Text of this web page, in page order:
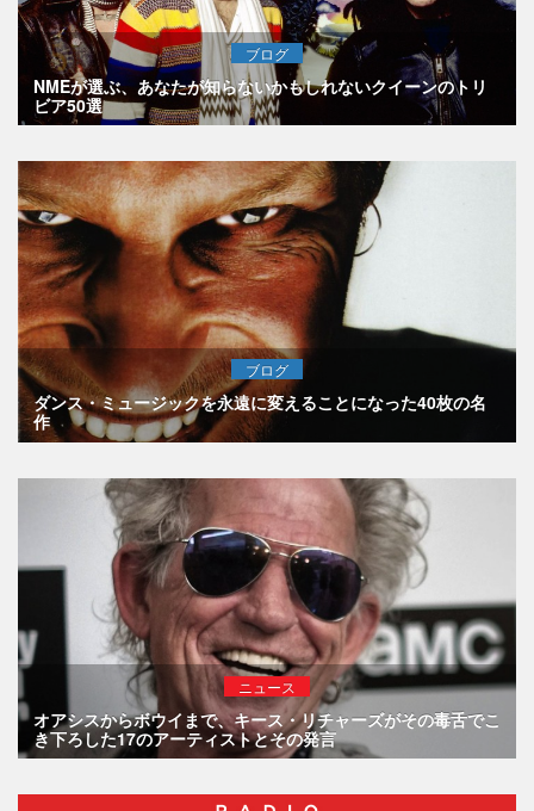
ブログ
NMEが選ぶ、あなたが知らないかもしれないクイーンのトリ
ビア50選
ブログ
ダンス・ミュージックを永遠に変えることになった40枚の名
作
ニュース
オアシスからボウイまで、キース・リチャーズがその毒舌でこ
き下ろした17のアーティストとその発言